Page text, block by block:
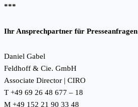
***
Ihr Ansprechpartner für Presseanfragen
Daniel Gabel
Feldhoff & Cie. GmbH
Associate Director | CIRO
T +49 69 26 48 677 – 18
M +49 152 21 90 33 48